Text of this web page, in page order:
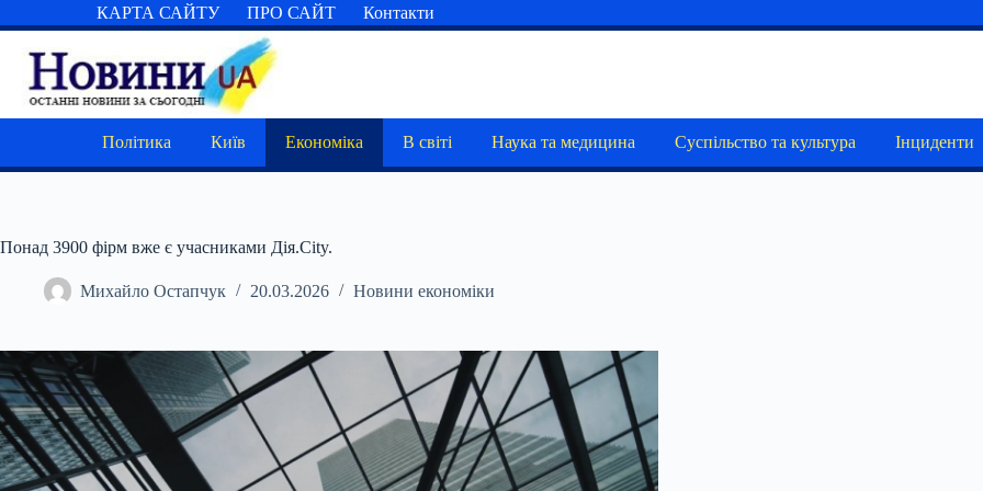
до
вмісту
КАРТА САЙТУ ПРО САЙТ Контакти
Політика Київ Економіка В світі Наука та медицина Суспільство та культура Інциденти
Понад 3900 фірм вже є учасниками Дія.City.
Михайло Остапчук 20.03.2026 Новини економіки